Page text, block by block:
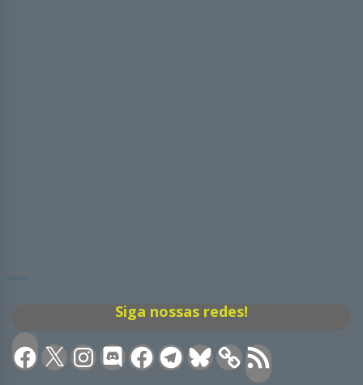
Siga nossas redes!
Facebook
X Instagram
DiscordFacebookTelegramBluesky Feed
RSS